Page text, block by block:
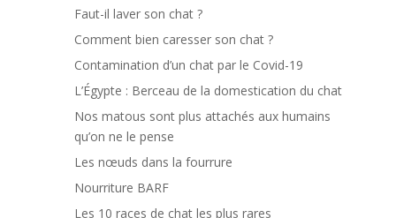
Faut-il laver son chat ?
Comment bien caresser son chat ?
Contamination d’un chat par le Covid-19
L’Égypte : Berceau de la domestication du chat
Nos matous sont plus attachés aux humains
qu’on ne le pense
Les nœuds dans la fourrure
Nourriture BARF
Les 10 races de chat les plus rares